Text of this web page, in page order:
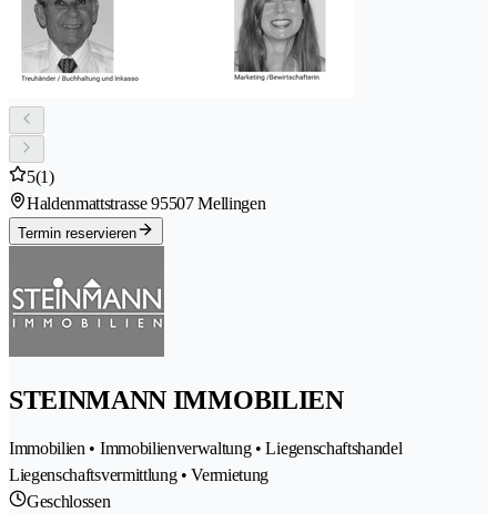
5(1)
Haldenmattstrasse 95507 Mellingen
Termin reservieren
STEINMANN IMMOBILIEN
Immobilien • Immobilienverwaltung • Liegenschaftshandel
Liegenschaftsvermittlung • Vermietung
Geschlossen